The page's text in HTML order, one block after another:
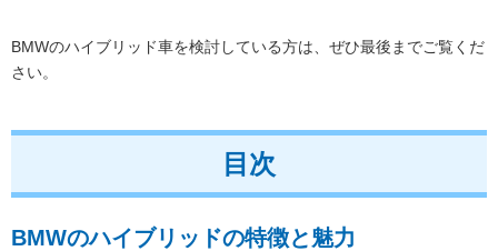
BMWのハイブリッド車を検討している方は、ぜひ最後までご覧くだ
さい。
目次
BMWのハイブリッドの特徴と魅力